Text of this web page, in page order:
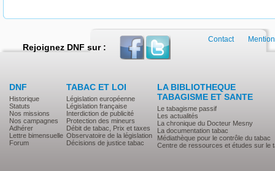
Rejoignez DNF sur :
DNF
Historique
Statuts
Nos missions
Nos campagnes
Adhérer
Lettre bimensuelle
Forum
TABAC ET LOI
Législation européenne
Législation française
Interdiction de publicité
Protection des mineurs
Débit de tabac, Prix et taxes
Observatoire de la législation
Décisions de justice tabac
LA BIBLIOTHEQUE
TABAGISME ET SANTE
Le tabagisme passif
Les actualités
La chronique du Docteur Mesny
La documentation tabac
Médiathèque pour le contrôle du tabac
Centre de ressources et études sur le
Contact